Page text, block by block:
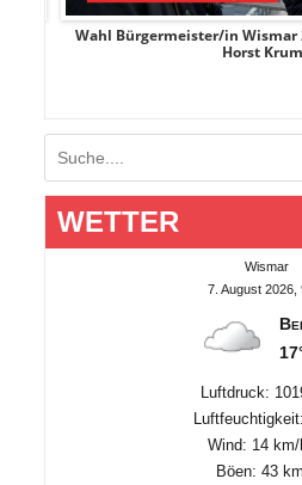
Wahl Bürgermeister/in Wismar
Horst
Suchen
WETTER
Wismar
7. August 2026,
Luftdruck:
Wind: 14
Böen: 43